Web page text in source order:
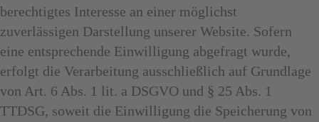
berechtigtes Interesse an einer möglichst
zuverlässigen Darstellung unserer Website. Sofern
eine entsprechende Einwilligung abgefragt wurde,
erfolgt die Verarbeitung ausschließlich auf Grundlage
von Art. 6 Abs. 1 lit. a DSGVO und § 25 Abs. 1
TTDSG, soweit die Einwilligung die Speicherung von